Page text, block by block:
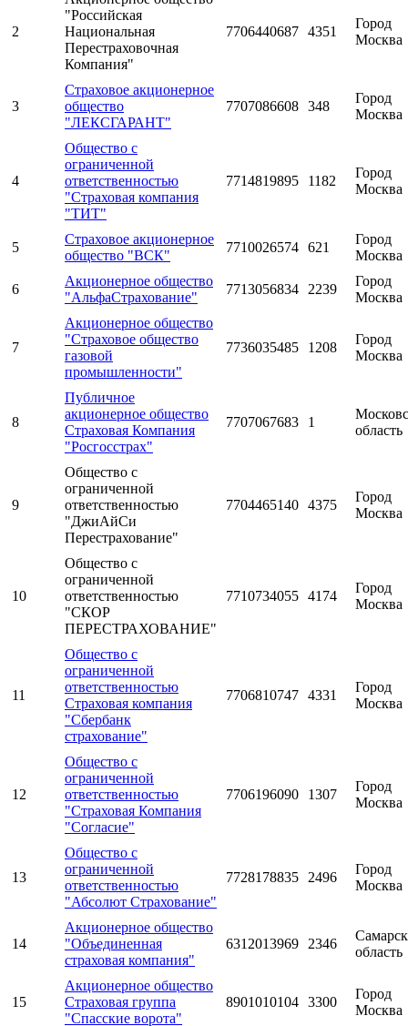
2
"Российская
Национальная
Перестраховочная
Компания"
7706440687 4351
Город
Москва
3
Страховое акционерное
общество
"ЛЕКСГАРАНТ"
7707086608 348
Город
Москва
4
Общество с
ограниченной
ответственностью
"Страховая компания
"ТИТ"
7714819895 1182
Город
Москва
5
Страховое акционерное
общество "ВСК"
7710026574 621
Город
Москва
6
Акционерное общество
"АльфаСтрахование"
7713056834 2239
Город
Москва
7
Акционерное общество
"Страховое общество
газовой
промышленности"
7736035485 1208
Город
Москва
8
Публичное
акционерное общество
Страховая Компания
"Росгосстрах"
7707067683 1
область
9
Общество с
ограниченной
ответственностью
"ДжиАйСи
Перестрахование"
7704465140 4375
Город
Москва
10
Общество с
ограниченной
ответственностью
"СКОР
ПЕРЕСТРАХОВАНИЕ"
7710734055 4174
Город
Москва
11
Общество с
ограниченной
ответственностью
Страховая компания
"Сбербанк
страхование"
7706810747 4331
Город
Москва
12
Общество с
ограниченной
ответственностью
"Страховая Компания
"Согласие"
7706196090 1307
Город
Москва
13
Общество с
ограниченной
ответственностью
"Абсолют Страхование"
7728178835 2496
Город
Москва
14
Акционерное общество
"Объединенная
страховая компания"
6312013969 2346
область
15
Акционерное общество
Страховая группа
"Спасские ворота"
8901010104 3300
Город
Москва